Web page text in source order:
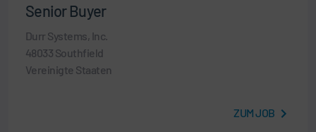
Senior Buyer
Durr Systems, Inc.
48033 Southfield
Vereinigte Staaten
ZUM JOB